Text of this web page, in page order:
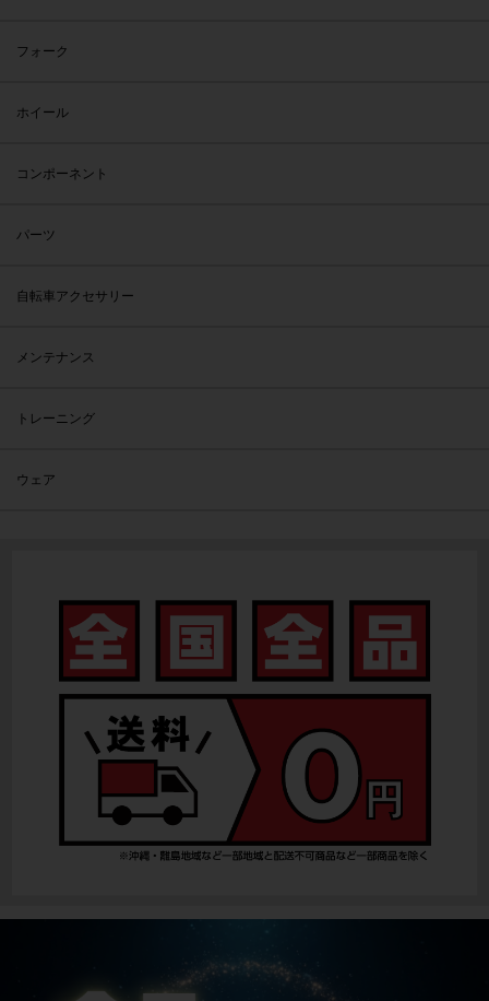
フォーク
ホイール
コンポーネント
パーツ
自転車アクセサリー
メンテナンス
トレーニング
ウェア